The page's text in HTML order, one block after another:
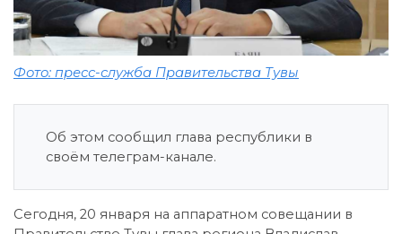
Фото: пресс-служба Правительства Тувы
Об этом сообщил глава республики в
своём телеграм-канале.
Сегодня, 20 января на аппаратном совещании в